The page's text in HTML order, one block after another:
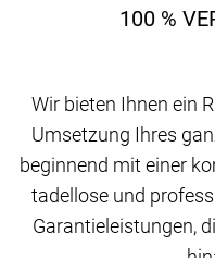
100 %
Wir bieten Ihnen ein
Umsetzung Ihres
beginnend mit einer
tadellose und
Garantieleistungen,